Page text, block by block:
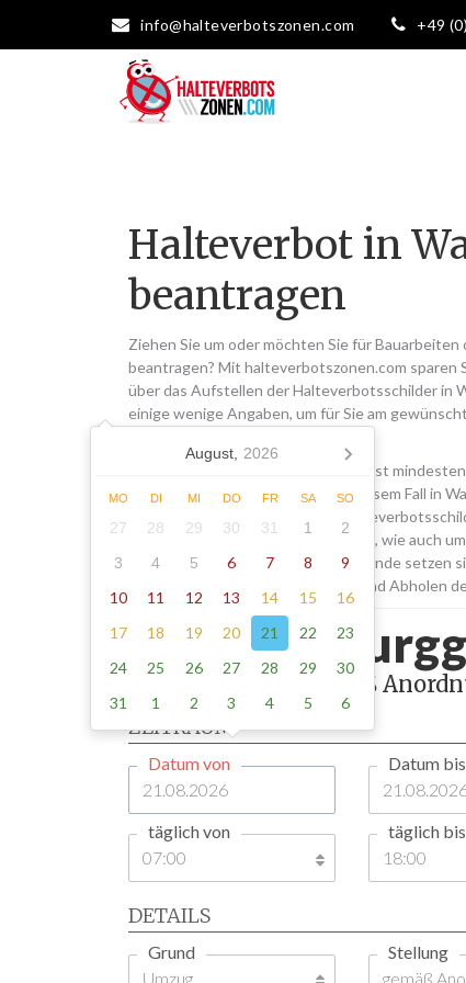
info@halteverbotszonen.com +49
Halteverbot in
beantragen
Ziehen Sie um oder möchten Sie für
beantragen? Mit halteverbotszonen.com
über das Aufstellen der Halteverbotsschilder in
einige wenige Angaben, um für Sie am
Bitte beachten Sie, dass Sie möglichst
von der zuständigen Behörde, in diesem Fall in
dauern. Außerdem müssen die
kümmern wir uns selbstverständlich, wie auch
Halteverbots in Wachsenburggemeinde setzen
für den Transport, das Aufstellen und Abholen
1 Tag , Stellung gemäß
ZEITRAUM
Datum von Datum bis
täglich von täglich bis
DETAILS
Grund Stellung
August, 2026
MO DI MI DO FR SA SO
27 28 29 30 31 1
2
3
4 5 6 7 8
9
10
11 12 13 14 15
16
17
18 19 20 21 22
23
24
25 26 27 28 29
30
31
1 2 3 4 5 6